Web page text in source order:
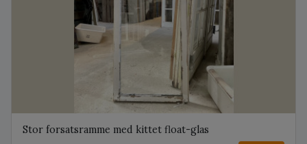
Stor forsatsramme med kittet float-glas